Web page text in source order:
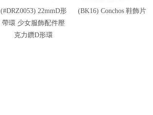
(#DRZ0053) 22mmD形
帶環 少女服飾配件壓
克力鑽D形環
(BK16) Conchos 鞋飾片